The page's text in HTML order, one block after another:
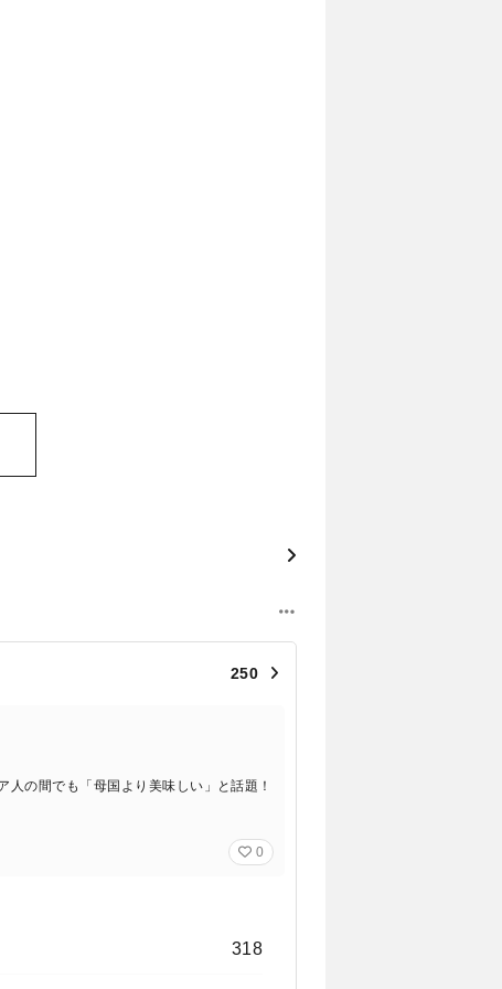
250
の間でも「母国より美味しい」と話題！
0
318